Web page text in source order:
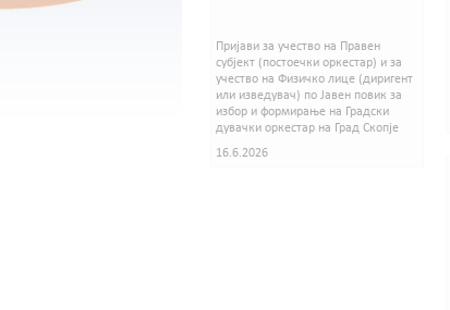
Пријави за учество на Правен
субјект (постоечки оркестар) и за
учество на Физичко лице (диригент
или изведувач) по Јавен повик за
избор и формирање на Градски
дувачки оркестар на Град Скопје
16.6.2026